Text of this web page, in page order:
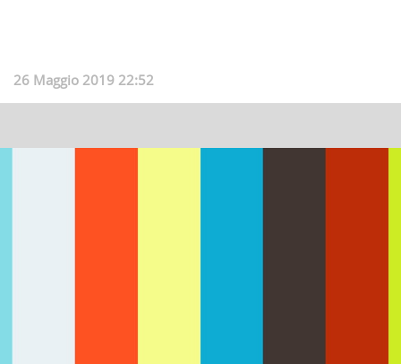
26 Maggio 2019 22:52